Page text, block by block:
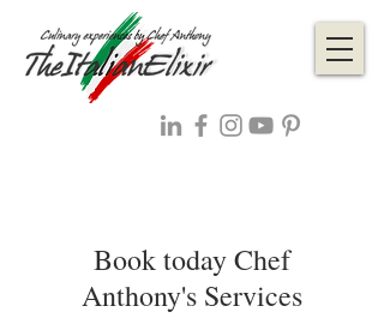
Book today Chef
Anthony's Services